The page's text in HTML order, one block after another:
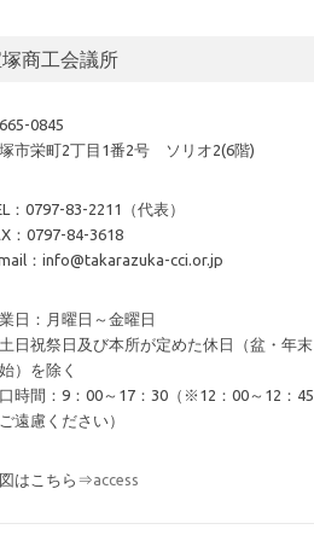
商工会議所
0845
市栄町2丁目1番2号 ソリオ2(6階)
：0797-83-2211（代表）
：0797-84-3618
：info@takarazuka-cci.or.jp
日：月曜日～金曜日
日祝祭日及び本所が定めた休日（盆・年末
）を除く
時間：9：00～17：30（※12：00～12：45
遠慮ください）
はこちら⇒access